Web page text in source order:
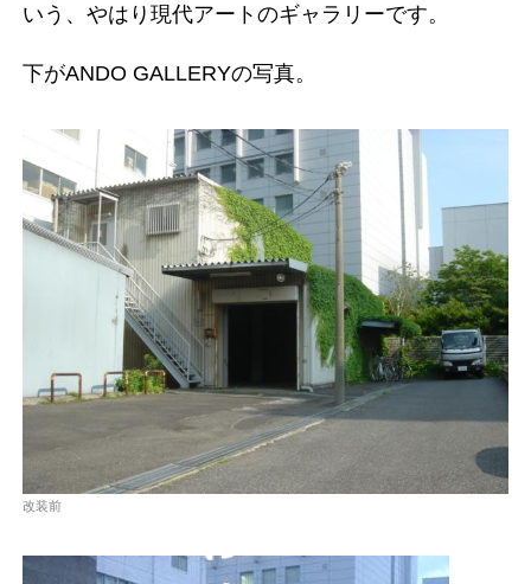
いう、やはり現代アートのギャラリーです。
下がANDO GALLERYの写真。
改装前